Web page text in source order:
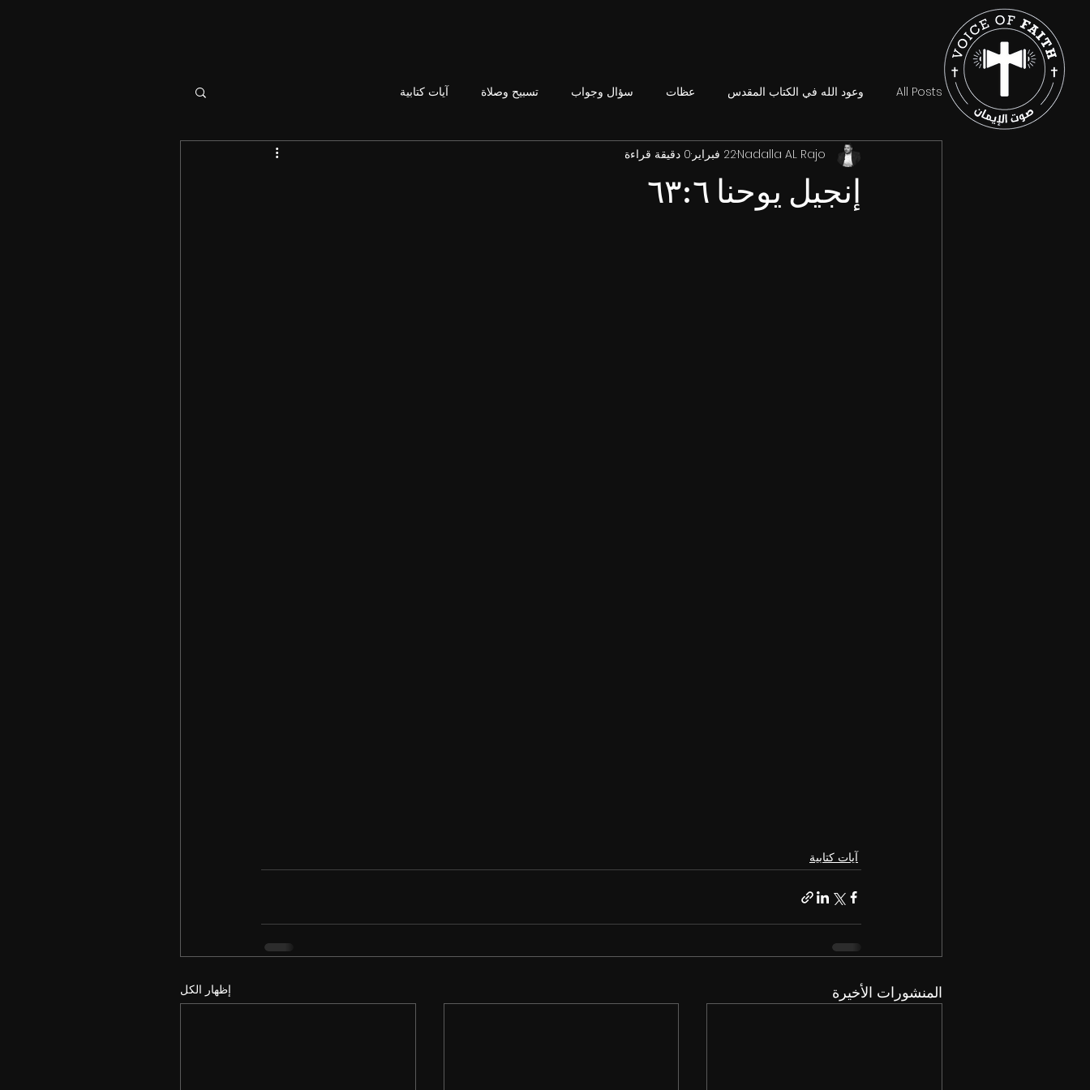
All Posts وعود الله في الكتاب المقدس عظات سؤال وجواب تسبيح وصلاة آيات كتابية
إنجيل يوحنا ٦٣:٦
Nadalla AL Rajo22 فبراير 0 دقيقة قراءة
آيات كتابية
المنشورات الأخيرة إظهار الكل